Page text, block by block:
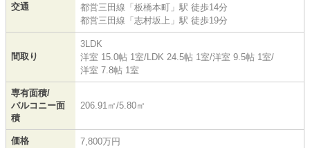
交通
都営三田線 「 板橋本町 」駅 徒歩14分
都営三田線 「 志村坂上 」駅 徒歩19分
間取り
3LDK
洋室 15.0帖 1室/ LDK 24.5帖 1室/洋室 9.5帖 1室/
洋室 7.8帖 1室
専有面積/
バルコニー面
積
206.91㎡/5.80㎡
価格 7,800万円